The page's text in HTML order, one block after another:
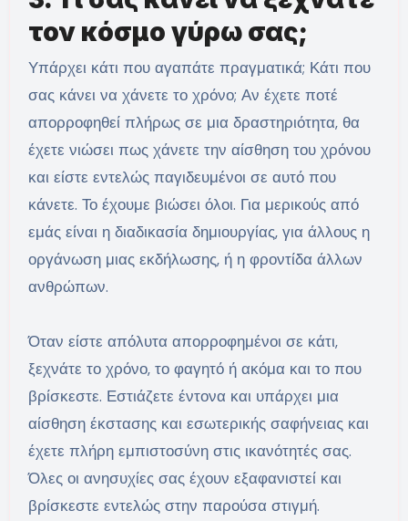
τον κόσμο γύρω σας;
Υπάρχει κάτι που αγαπάτε πραγματικά; Κάτι που
σας κάνει να χάνετε το χρόνο; Αν έχετε ποτέ
απορροφηθεί πλήρως σε μια δραστηριότητα, θα
έχετε νιώσει πως χάνετε την αίσθηση του χρόνου
και είστε εντελώς παγιδευμένοι σε αυτό που
κάνετε. Το έχουμε βιώσει όλοι. Για μερικούς από
εμάς είναι η διαδικασία δημιουργίας, για άλλους η
οργάνωση μιας εκδήλωσης, ή η φροντίδα άλλων
ανθρώπων.
Όταν είστε απόλυτα απορροφημένοι σε κάτι,
ξεχνάτε το χρόνο, το φαγητό ή ακόμα και το που
βρίσκεστε. Εστιάζετε έντονα και υπάρχει μια
αίσθηση έκστασης και εσωτερικής σαφήνειας και
έχετε πλήρη εμπιστοσύνη στις ικανότητές σας.
Όλες οι ανησυχίες σας έχουν εξαφανιστεί και
βρίσκεστε εντελώς στην παρούσα στιγμή.